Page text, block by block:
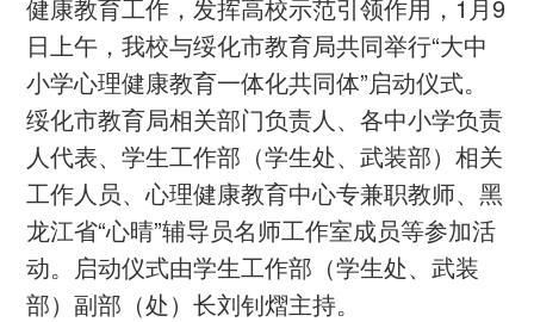
健康教育工作，发挥高校示范引领作用，1月9
日上午，我校与绥化市教育局共同举行“大中
小学心理健康教育一体化共同体”启动仪式。
绥化市教育局相关部门负责人、各中小学负责
人代表、学生工作部（学生处、武装部）相关
工作人员、心理健康教育中心专兼职教师、黑
龙江省“心晴”辅导员名师工作室成员等参加活
动。启动仪式由学生工作部（学生处、武装
部）副部（处）长刘钊熠主持。